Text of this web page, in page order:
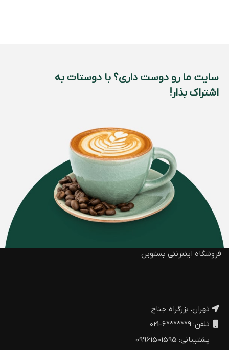
سایت ما رو دوست داری؟ با دوستات به
اشتراک بذار!
فروشگاه اینترنتی بستوین
تهران، بزرگراه جناح
تلفن: 9******6-021
پشتیبانی: 09961501595